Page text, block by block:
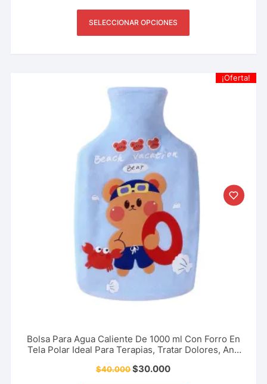
SELECCIONAR OPCIONES
¡Oferta!
Bolsa Para Agua Caliente De 1000 ml Con Forro En
Tela Polar Ideal Para Terapias, Tratar Dolores, Anti
$40.000$30.000